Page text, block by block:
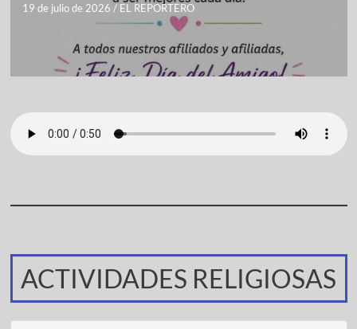
19 de julio de 2026 / EL REPORTERO
ACTIVIDADES RELIGIOSAS